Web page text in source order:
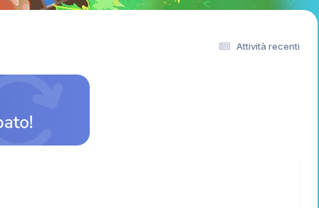
Attività recenti